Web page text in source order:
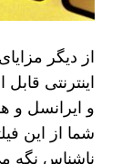
از دیگر
اینترنتی
و ایرانسل و
شما از این
ناشناس نگه